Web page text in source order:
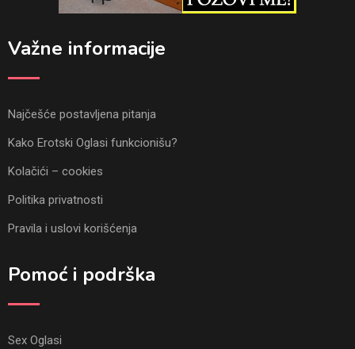
Važne informacije
Najčešće postavljena pitanja
Kako Erotski Oglasi funkcionišu?
Kolačići – cookies
Politika privatnosti
Pravila i uslovi korišćenja
Pomoć i podrška
Sex Oglasi